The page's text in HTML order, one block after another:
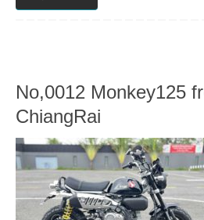
No,0012 Monkey125
ChiangRai